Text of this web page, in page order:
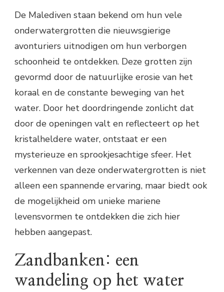
De Malediven staan bekend om hun vele
onderwatergrotten die nieuwsgierige
avonturiers uitnodigen om hun verborgen
schoonheid te ontdekken. Deze grotten zijn
gevormd door de natuurlijke erosie van het
koraal en de constante beweging van het
water. Door het doordringende zonlicht dat
door de openingen valt en reflecteert op het
kristalheldere water, ontstaat er een
mysterieuze en sprookjesachtige sfeer. Het
verkennen van deze onderwatergrotten is niet
alleen een spannende ervaring, maar biedt ook
de mogelijkheid om unieke mariene
levensvormen te ontdekken die zich hier
hebben aangepast.
Zandbanken: een
wandeling op het water